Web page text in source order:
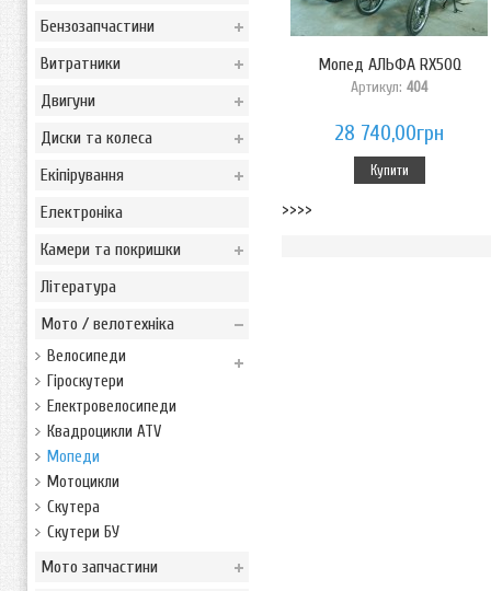
Бензозапчастини
Витратники
Двигуни
Диски та колеса
Екіпірування
Електроніка
Камери та покришки
Література
Мото / велотехніка
Велосипеди
Гіроскутери
Електровелосипеди
Квадроцикли ATV
Мопеди
Мотоцикли
Скутера
Скутери БУ
Мото запчастини
Мопед АЛЬФА RX50Q
Артикул: 404
28 740,00грн
Купити
>>>>